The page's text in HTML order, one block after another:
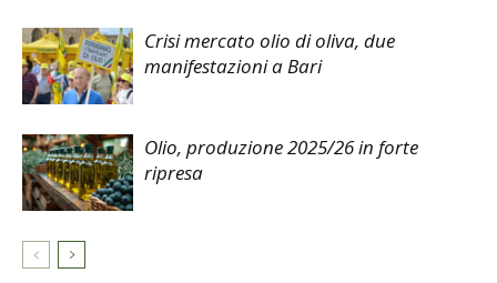
Crisi mercato olio di oliva, due
manifestazioni a Bari
Olio, produzione 2025/26 in forte
ripresa